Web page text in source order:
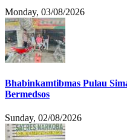
Monday, 03/08/2026
Bhabinkamtibmas Pulau
Bermedsos
Sunday, 02/08/2026